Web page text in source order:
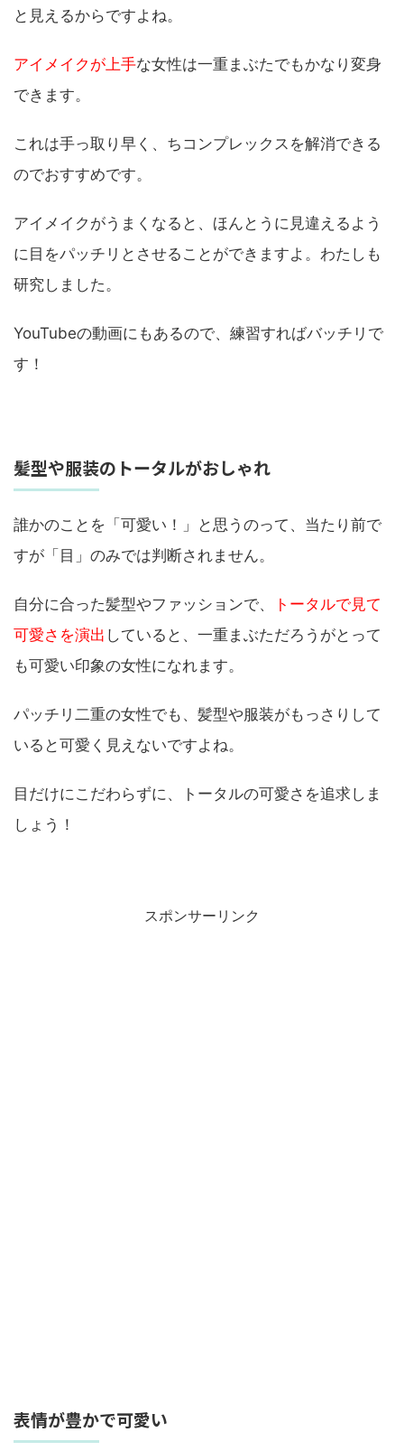
と見えるからですよね。
アイメイクが上手な女性は一重まぶたでもかなり変身
できます。
これは手っ取り早く、ちコンプレックスを解消できる
のでおすすめです。
アイメイクがうまくなると、ほんとうに見違えるよう
に目をパッチリとさせることができますよ。わたしも
研究しました。
YouTubeの動画にもあるので、練習すればバッチリで
す！
髪型や服装のトータルがおしゃれ
誰かのことを「可愛い！」と思うのって、当たり前で
すが「目」のみでは判断されません。
自分に合った髪型やファッションで、
トータルで見て
可愛さを演出 していると、一重まぶただろうがとって
も可愛い印象の女性になれます。
パッチリ二重の女性でも、髪型や服装がもっさりして
いると可愛く見えないですよね。
目だけにこだわらずに、トータルの可愛さを追求しま
しょう！
スポンサーリンク
表情が豊かで可愛い